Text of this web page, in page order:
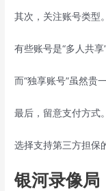
其次，关注账号类型。
有些账号是“多人共享
而“独享账号”虽然贵
最后，留意支付方式。
选择支持第三方担保
银河录像局